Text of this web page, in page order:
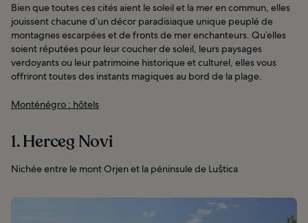
Bien que toutes ces cités aient le soleil et la mer en commun, elles
jouissent chacune d’un décor paradisiaque unique peuplé de
montagnes escarpées et de fronts de mer enchanteurs. Qu’elles
soient réputées pour leur coucher de soleil, leurs paysages
verdoyants ou leur patrimoine historique et culturel, elles vous
offriront toutes des instants magiques au bord de la plage.
Monténégro : hôtels
1. Herceg Novi
Nichée entre le mont Orjen et la péninsule de Luštica